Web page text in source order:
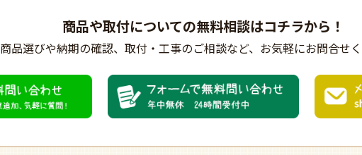
商品や取付についての無料相談はコチラから！
商品選びや納期の確認、 取付・工事のご相談など、 お気軽にお問合せ